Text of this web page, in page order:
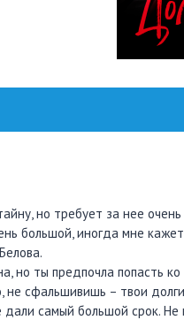
но требует за нее
большой, иногда мне
но ты предпочла попасть
не сфальшивишь – твои
самый большой срок.